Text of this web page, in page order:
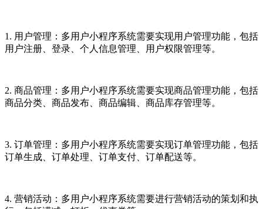
1. 用户管理：多用户小程序系统需要实现用户管理功能，包括
用户注册、登录、个人信息管理、用户权限管理等。
2. 商品管理：多用户小程序系统需要实现商品管理功能，包括
商品分类、商品发布、商品编辑、商品库存管理等。
3. 订单管理：多用户小程序系统需要实现订单管理功能，包括
订单生成、订单处理、订单支付、订单配送等。
4. 营销活动：多用户小程序系统需要进行营销活动的策划和执